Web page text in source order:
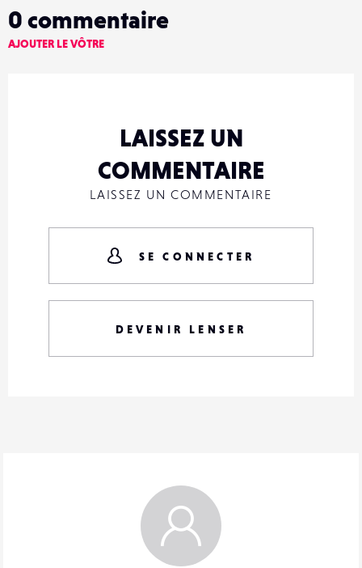
0 commentaire
AJOUTER LE VÔTRE
LAISSEZ UN
COMMENTAIRE
LAISSEZ UN COMMENTAIRE
SE CONNECTER
DEVENIR LENSER